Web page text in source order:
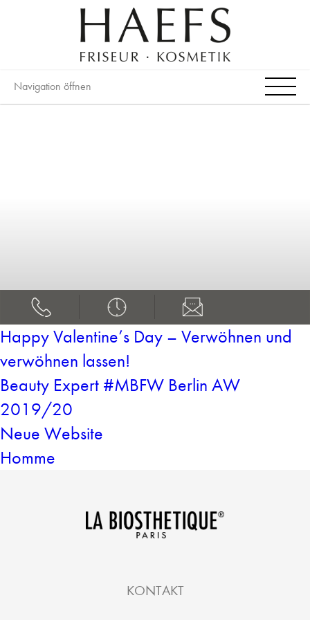
Navigation öffnen
Happy Valentine’s Day – Verwöhnen und
verwöhnen lassen!
Beauty Expert #MBFW Berlin AW
2019/20
Neue Website
Homme
KONTAKT